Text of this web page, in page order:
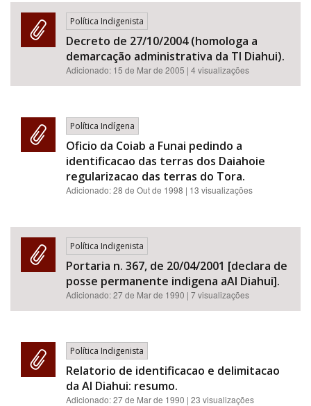
Política Indigenista
Decreto de 27/10/2004 (homologa a
demarcação administrativa da TI Diahui).
Adicionado: 15 de Mar de 2005 | 4 visualizações
Política Indígena
Oficio da Coiab a Funai pedindo a
identificacao das terras dos Daiahoie
regularizacao das terras do Tora.
Adicionado:28 de Out de 1998 | 13 visualizações
Política Indigenista
Portaria n. 367, de 20/04/2001 [declara de
posse permanente indigena aAI Diahui].
Adicionado:27 de Mar de 1990 | 7 visualizações
Política Indigenista
Relatorio de identificacao e delimitacao
da AI Diahui: resumo.
Adicionado:27 de Mar de 1990 | 23 visualizações